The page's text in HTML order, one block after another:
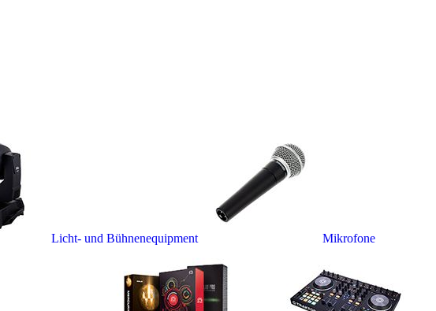
Licht- und Bühnenequipment Mikrofone